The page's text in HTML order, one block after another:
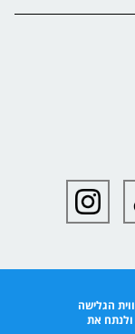
הגלישה
ולנתח את